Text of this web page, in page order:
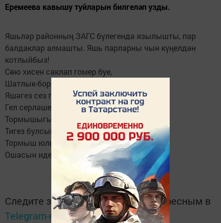
Еремеева кавышу туйларын билгеләп узды.
Яшьләр районның ЗАГС бүлегендә язылышты, пар
балдаклар алмашты. Яшь парларны чын күңелдән
котлыйбыз!
Сөю хисен саклап гомер буе,
Шатлык-борчуларны бүлешеп,
Яшәгез сез пар күгәрчен булып,
Гел серләшеп, һәрчак килешеп.
Тормышыгыз сезнең матур булсын,
Тигез булсын барыр юллар да.
Тормыш юлыгызның дәвамы да
Ошасын иде шушы туйларга!
Следите за самым важным и интересным в
Telegram-каналеТатмедиа